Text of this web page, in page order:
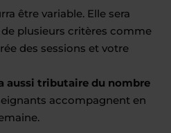
être variable. Elle sera
plusieurs critères comme
des sessions et votre
aussi tributaire du nombre
accompagnent en